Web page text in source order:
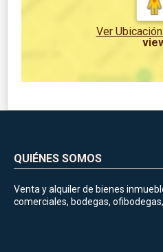
Ver Ubicación
QUIÉNES SOMOS
Venta y alquiler de bienes
comerciales, bodegas,